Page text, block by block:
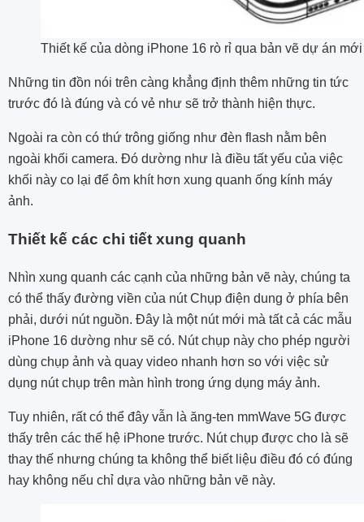
Thiết kế của dòng iPhone 16 rò rỉ qua bản vẽ dự án mới
Những tin đồn nói trên càng khẳng định thêm những tin tức
trước đó là đúng và có vẻ như sẽ trở thành hiện thực.
Ngoài ra còn có thứ trông giống như đèn flash nằm bên
ngoài khối camera. Đó dường như là điều tất yếu của việc
khối này co lại để ôm khít hơn xung quanh ống kính máy
ảnh.
Thiết kế các chi tiết xung quanh
Nhìn xung quanh các cạnh của những bản vẽ này, chúng ta
có thể thấy đường viền của nút Chụp điện dung ở phía bên
phải, dưới nút nguồn. Đây là một nút mới mà tất cả các mẫu
iPhone 16 dường như sẽ có. Nút chụp này cho phép người
dùng chụp ảnh và quay video nhanh hơn so với việc sử
dụng nút chụp trên màn hình trong ứng dụng máy ảnh.
Tuy nhiên, rất có thể đây vẫn là ăng-ten mmWave 5G được
thấy trên các thế hệ iPhone trước. Nút chụp được cho là sẽ
thay thế nhưng chúng ta không thể biết liệu điều đó có đúng
hay không nếu chỉ dựa vào những bản vẽ này.